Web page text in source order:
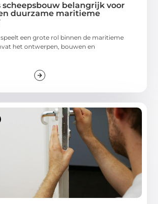
scheepsbouw belangrijk voor
duurzame maritieme
een grote rol binnen de maritieme
het ontwerpen, bouwen en